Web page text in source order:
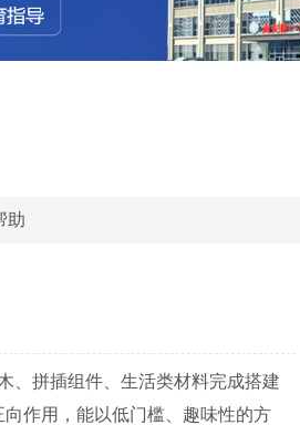
助
、拼插组件、生活类材料完成搭建
作用，能以低门槛、趣味性的方